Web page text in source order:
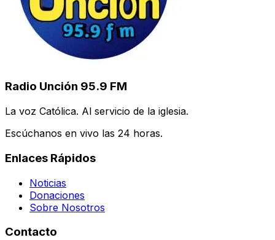
Radio Unción 95.9 FM
La voz Católica. Al servicio de la iglesia.
Escúchanos en vivo las 24 horas.
Enlaces Rápidos
Noticias
Donaciones
Sobre Nosotros
Contacto